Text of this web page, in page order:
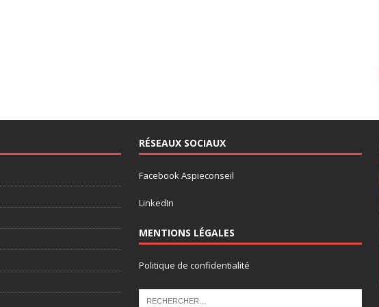
RÉSEAUX SOCIAUX
Facebook Aspieconseil
LinkedIn
MENTIONS LÉGALES
Politique de confidentialité